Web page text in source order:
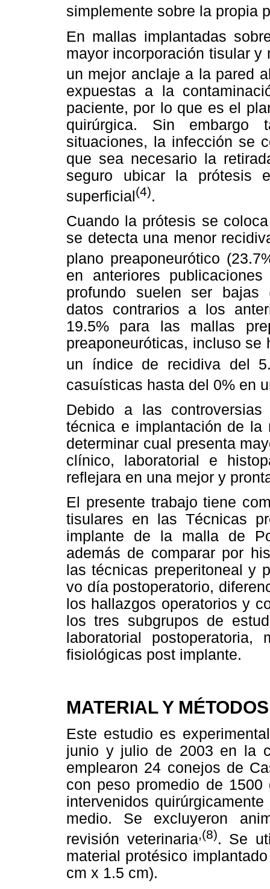
simplemente sobre la propia
En mallas implantadas
mayor incorporación tisular
un mejor anclaje a la pared
expuestas a la
paciente, por lo que es el
quirúrgica. Sin
situaciones, la infección se
que sea necesario la
seguro ubicar la prótesis
superficial (4).
Cuando la prótesis se
se detecta una menor
plano preaponeurótico
en anteriores
profundo suelen ser bajas
datos contrarios a los
19.5% para las mallas
preaponeuróticas, incluso se
un índice de recidiva del
casuísticas hasta del 0% en
Debido a las
técnica e implantación de la
determinar cual presenta
clínico, laboratorial e
reflejara en una mejor y
El presente trabajo tiene
tisulares en las Técnicas
implante de la malla de
además de comparar por
las técnicas preperitoneal y
vo día postoperatorio,
los hallazgos operatorios y
los tres subgrupos de
laboratorial
fisiológicas post implante.
MATERIAL Y MÉTODOS
Este estudio es
junio y julio de 2003 en la
emplearon 24 conejos de
con peso promedio de
intervenidos
medio. Se excluyeron
revisión veterinaria,(8). Se
material protésico
cm x 1.5 cm).